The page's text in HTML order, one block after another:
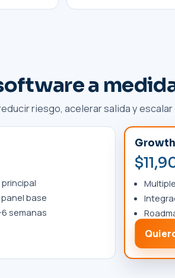
a
riesgo, acelerar salida y escalar
principal
base
semanas